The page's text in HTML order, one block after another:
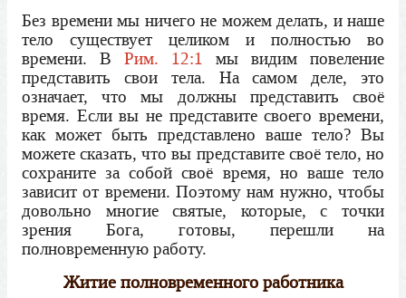
Без времени мы ничего не можем делать, и наше
тело существует целиком и полностью во
времени. В Рим. 12:1 мы видим повеление
представить свои тела. На самом деле, это
означает, что мы должны представить своё
время. Если вы не представите своего времени,
как может быть представлено ваше тело? Вы
можете сказать, что вы представите своё тело, но
сохраните за собой своё время, но ваше тело
зависит от времени. Поэтому нам нужно, чтобы
довольно многие святые, которые, с точки
зрения Бога, готовы, перешли на
полновременную работу.
Житие полновременного работника